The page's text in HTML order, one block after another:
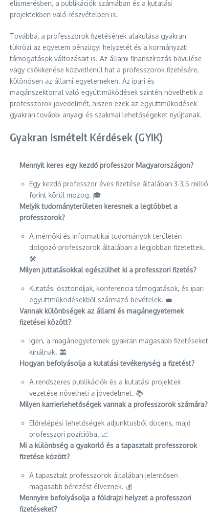
elismerésben, a publikációk számában és a kutatási
projektekben való részvételben is.
Továbbá, a professzorok fizetésének alakulása gyakran
tükrözi az egyetem pénzügyi helyzetét és a kormányzati
támogatások változásait is. Az állami finanszírozás bővülése
vagy csökkenése közvetlenül hat a professzorok fizetésére,
különösen az állami egyetemeken. Az ipari és
magánszektorral való együttműködések szintén növelhetik a
professzorok jövedelmét, hiszen ezek az együttműködések
gyakran további anyagi és szakmai lehetőségeket nyújtanak.
Gyakran Ismételt Kérdések (GYIK)
Mennyit keres egy kezdő professzor Magyarországon?
Egy kezdő professzor éves fizetése általában 3-3,5 millió
forint körül mozog. 🎓
Melyik tudományterületen keresnek a legtöbbet a
professzorok?
A mérnöki és informatikai tudományok területén
dolgozó professzorok általában a legjobban fizetettek.
🛠️
Milyen juttatásokkal egészülhet ki a professzori fizetés?
Kutatási ösztöndíjak, konferencia támogatások, és ipari
együttműködésekből származó bevételek. 💼
Vannak különbségek az állami és magánegyetemek
fizetései között?
Igen, a magánegyetemek gyakran magasabb fizetéseket
kínálnak. 🏛️
Hogyan befolyásolja a kutatási tevékenység a fizetést?
A rendszeres publikációk és a kutatási projektek
vezetése növelheti a jövedelmet. 📚
Milyen karrierlehetőségek vannak a professzorok számára?
Előrelépési lehetőségek adjunktusból docens, majd
professzori pozícióba. 📈
Mi a különbség a gyakorló és a tapasztalt professzorok
fizetése között?
A tapasztalt professzorok általában jelentősen
magasabb bérezést élveznek. 💰
Mennyire befolyásolja a földrajzi helyzet a professzori
fizetéseket?